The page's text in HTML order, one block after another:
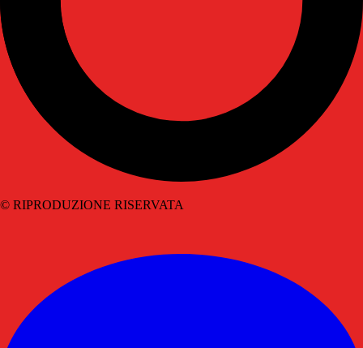
© RIPRODUZIONE RISERVATA